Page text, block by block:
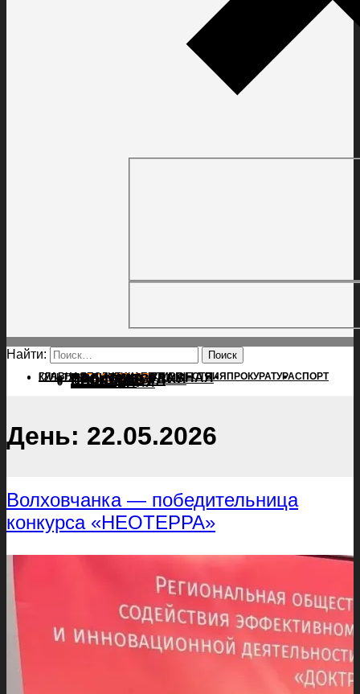
Найти:
ГЛАВНАЯПОЛИТИКАПРОИСШЕСТВИЯ ПРОКУРАТУРАСПОРТ
КУЛЬТУРАПОСЕЛЕНИЯГЛАВНАЯ
ПОЛИТИКА
ПРОИСШЕСТВИЯ
ПРОКУРАТУРА
СПОРТ
КУЛЬТУРА
ПОСЕЛЕНИЯ
День: 22.05.2026
Волховчанка — победительница
конкурса «НЕОТЕРРА»